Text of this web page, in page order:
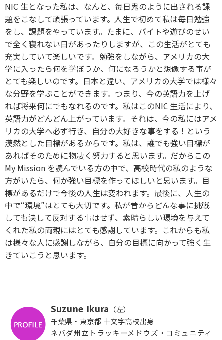
NIC 生となった私は、なんと、毎日鬼のように出される課
題をこなして頑張っています。人生で初めて私は毎日勉強
をし、課題をやっています。たまに、バイトや遊びのせい
で全く寝れない日があったりしますが、この生活がとても
充実していて楽しいです。勉強をしながら、アメリカの大
学に入ったら何を学ぼうか、何になろうかと想像する事が
とても楽しいのです。日本と違い、アメリカの大学では様々
な分野を学ぶことができます。つまり、今の英語力を上げ
れば将来何にでもなれるのです。私はこのNIC 生活により、
英語力がどんどん上がっています。それは、今の私にはアメ
リカの大学へ必ず行き、自分の大好きな事をする！という
漠然とした目標があるからです。私は、誰でも強い目標が
あればそのために物凄く努力すると思います。だからこの
My Mission を読んでいる方の中で、高校時代の私のような
方がいたら、何か強い目標を作ってほしいと思います。目
標があるだけで今後の人生は変われます。最後に、人生の
中で“環境”はとても大切です。私が昔からどんな事に挑戦
しても決して反対する事はせず、素晴らしい環境を与えて
くれた私の両親にはとても感謝しています。これからも私
は様々な人に感謝しながら、自分の目標に向かって強く生
きていこうと思います。
Suzune Ikura （左）
千葉県・東京都 十文字高校出身
ネバダ州立トラッキーメドウズ・コミュニティ